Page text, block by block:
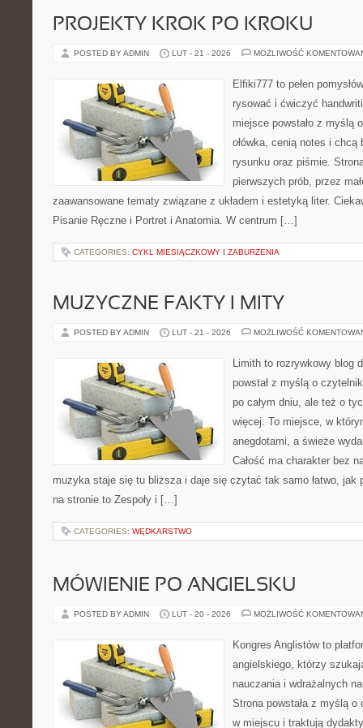
PROJEKTY KROK PO KROKU
POSTED BY ADMIN LUT - 21 - 2026 MOŻLIWOŚĆ
Elfiki777 to pełen
rysować i ćwiczyć
miejsce powstało z myślą
ołówka, cenią notes i chcą
rysunku oraz piśmie.
pierwszych prób, przez
zaawansowane tematy związane z układem i estetyką liter.
Pisanie Ręczne i Portret i Anatomia. W centrum […]
CATEGORIES: CYKL MIESIĄCZKOWY I ZABURZENIA
MUZYCZNE FAKTY I MITY
POSTED BY ADMIN LUT - 21 - 2026 MOŻLIWOŚĆ
Limith to rozrywkowy blog
powstał z myślą o
po całym dniu, ale też o
więcej. To miejsce, w
anegdotami, a świeże
Całość ma charakter bez
muzyka staje się tu bliższa i daje się czytać tak samo łatwo, jak
na stronie to Zespoły i […]
CATEGORIES: WĘDKARSTWO
MÓWIENIE PO ANGIELSKU
POSTED BY ADMIN LUT - 20 - 2026 MOŻLIWOŚĆ
Kongres Anglistów to
angielskiego, którzy
nauczania i wdrażalnych
Strona powstała z myślą
w miejscu i traktują